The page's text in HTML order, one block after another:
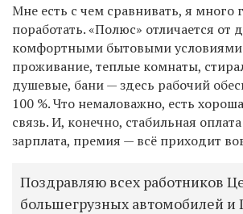
Мне есть с чем сравнивать, я много
поработать. «Полюс» отличается от
комфортными бытовыми
проживание, теплые комнаты,
душевые, бани — здесь рабочий
100 %. Что немаловажно, есть
связь. И, конечно, стабильная
зарплата, премия — всё приходит
Поздравляю всех работников
большегрузных автомобилей и